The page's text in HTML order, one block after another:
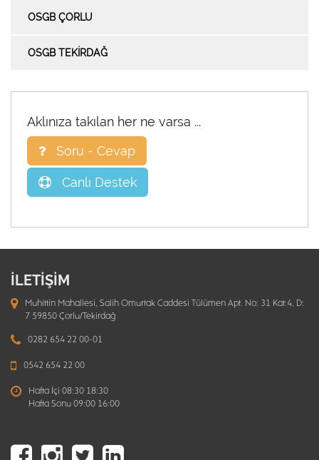
OSGB ÇORLU
OSGB TEKİRDAĞ
Aklınıza takılan her ne varsa ...
Soru - Cevap
Canlı Destek
İLETİŞİM
Muhittin Mahallesi, Salih Omurtak Caddesi Tülümen Apt. No: 31 Kat:4, D:
7 59850 Çorlu/Tekirdağ
0282 654 22 00-01
0542 654 22 00
Hafta İçi 08:30 18:30
Hafta Sonu 09:00 16:00